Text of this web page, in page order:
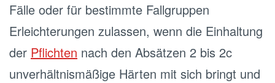
Fälle oder für bestimmte Fallgruppen
Erleichterungen zulassen, wenn die Einhaltung
der Pflichten nach den Absätzen 2 bis 2c
unverhältnismäßige Härten mit sich bringt und